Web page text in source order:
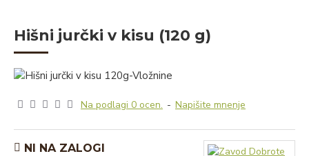
Hišni jurčki v kisu (120 g)
Na podlagi 0 ocen. - Napišite mnenje
NI NA ZALOGI